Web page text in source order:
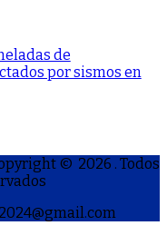
de
por sismos en
© 2026 . Todos